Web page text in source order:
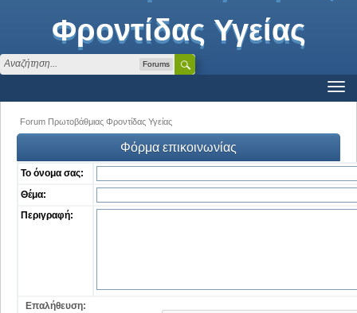
Φροντίδας Υγείας
Forums
Forum Πρωτοβάθμιας Φροντίδας Υγείας
Φόρμα επικοινωνίας
Το όνομα σας:
Θέμα:
Περιγραφή:
Επαλήθευση: